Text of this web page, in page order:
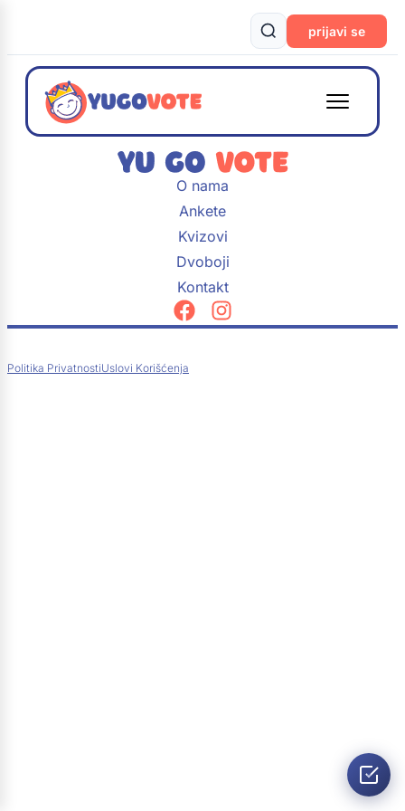
prijavi se
O nama
Ankete
Kvizovi
Dvoboji
Kontakt
Politika PrivatnostiUslovi Korišćenja